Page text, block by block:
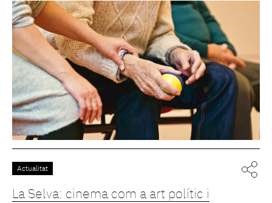
Actualitat
La Selva: cinema com a art polític i